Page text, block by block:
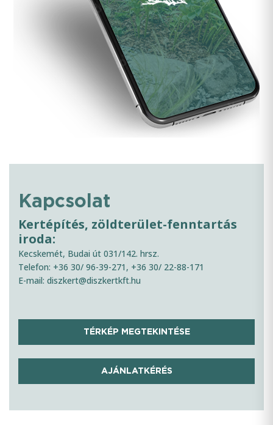
Kapcsolat
Kertépítés, zöldterület-fenntartás
iroda:
Kecskemét, Budai út 031/142. hrsz.
Telefon: +36 30/ 96-39-271, +36 30/ 22-88-171
E-mail: diszkert@diszkertkft.hu
TÉRKÉP MEGTEKINTÉSE
AJÁNLATKÉRÉS